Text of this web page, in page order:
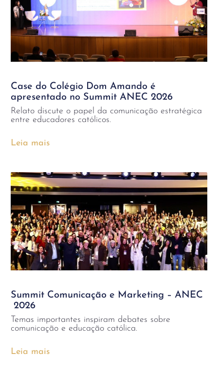
Case do Colégio Dom Amando é
apresentado no Summit ANEC 2026
Relato discute o papel da comunicação estratégica
entre educadores católicos.
Leia mais
Summit Comunicação e Marketing – ANEC
2026
Temas importantes inspiram debates sobre
comunicação e educação católica.
Leia mais